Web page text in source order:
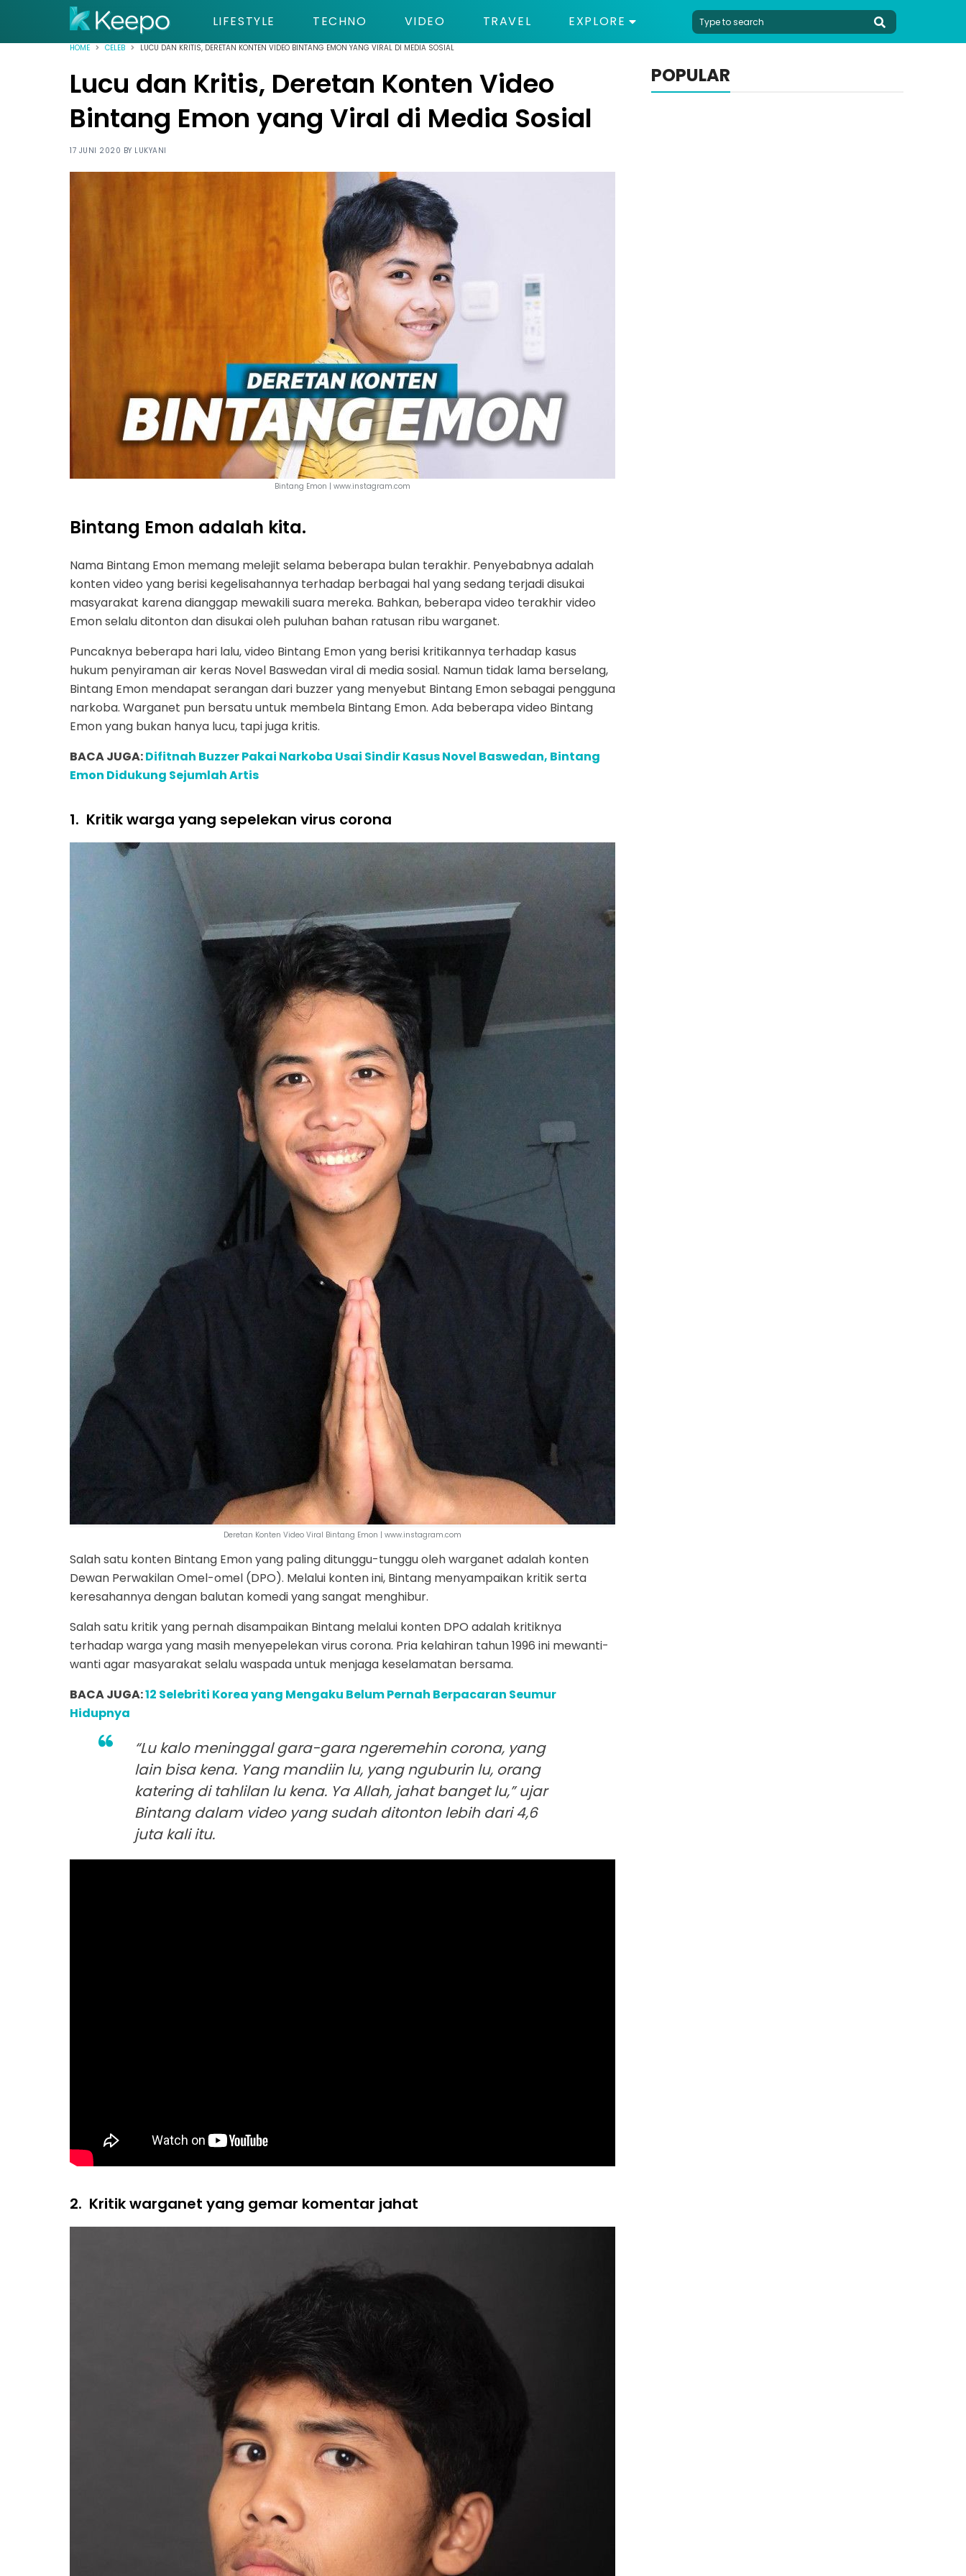
LIFESTYLE TECHNO VIDEO TRAVEL EXPLORE
HOME CELEB LUCU DAN KRITIS, DERETAN KONTEN VIDEO BINTANG EMON YANG VIRAL DI MEDIA SOSIAL
Lucu dan Kritis, Deretan Konten Video
Bintang Emon yang Viral di Media Sosial
17 JUNI 2020 BY LUKYANI
Bintang Emon | www.instagram.com
Bintang Emon adalah kita.
Nama Bintang Emon memang melejit selama beberapa bulan terakhir. Penyebabnya adalah
konten video yang berisi kegelisahannya terhadap berbagai hal yang sedang terjadi disukai
masyarakat karena dianggap mewakili suara mereka. Bahkan, beberapa video terakhir video
Emon selalu ditonton dan disukai oleh puluhan bahan ratusan ribu warganet.
Puncaknya beberapa hari lalu, video Bintang Emon yang berisi kritikannya terhadap kasus
hukum penyiraman air keras Novel Baswedan viral di media sosial. Namun tidak lama berselang,
Bintang Emon mendapat serangan dari buzzer yang menyebut Bintang Emon sebagai pengguna
narkoba. Warganet pun bersatu untuk membela Bintang Emon. Ada beberapa video Bintang
Emon yang bukan hanya lucu, tapi juga kritis.
BACA JUGA:Difitnah Buzzer Pakai Narkoba Usai Sindir Kasus Novel Baswedan, Bintang
Emon Didukung Sejumlah Artis
1. Kritik warga yang sepelekan virus corona
Deretan Konten Video Viral Bintang Emon | www.instagram.com
Salah satu konten Bintang Emon yang paling ditunggu-tunggu oleh warganet adalah konten
Dewan Perwakilan Omel-omel (DPO). Melalui konten ini, Bintang menyampaikan kritik serta
keresahannya dengan balutan komedi yang sangat menghibur.
Salah satu kritik yang pernah disampaikan Bintang melalui konten DPO adalah kritiknya
terhadap warga yang masih menyepelekan virus corona. Pria kelahiran tahun 1996 ini mewanti-
wanti agar masyarakat selalu waspada untuk menjaga keselamatan bersama.
BACA JUGA:12 Selebriti Korea yang Mengaku Belum Pernah Berpacaran Seumur
Hidupnya
“Lu kalo meninggal gara-gara ngeremehin corona, yang
lain bisa kena. Yang mandiin lu, yang nguburin lu, orang
katering di tahlilan lu kena. Ya Allah, jahat banget lu,” ujar
Bintang dalam video yang sudah ditonton lebih dari 4,6
juta kali itu.
2. Kritik warganet yang gemar komentar jahat
POPULAR